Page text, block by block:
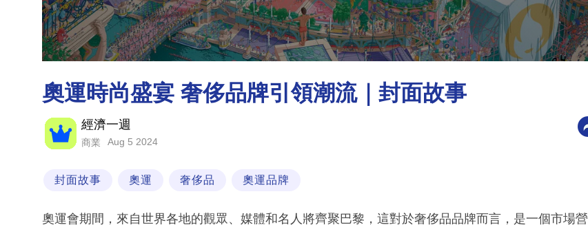
奧運時尚盛宴 奢侈品牌引領潮流｜封面故事
經濟一週
商業 Aug 5 2024
封面故事 奧運 奢侈品 奧運品牌
奧運會期間，來自世界各地的觀眾、媒體和名人將齊聚巴黎，這對於奢侈品品牌而言，是一個市場營